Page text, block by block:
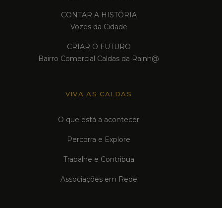
CONTAR A HISTÓRIA
Vozes da Cidade
CRIAR O FUTURO
Bairro Comercial Caldas da Rainh@
VIVA AS CALDAS
O que está a acontecer
Percorra e Explore
Trabalhe e Contribua
Associações em Rede